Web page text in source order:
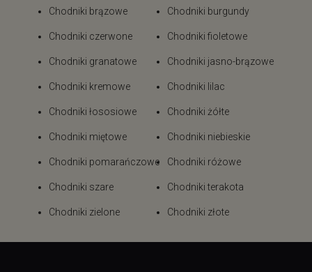
Chodniki brązowe Chodniki burgundy
Chodniki czerwone Chodniki fioletowe
Chodniki granatowe Chodniki jasno-brązowe
Chodniki kremowe Chodniki lilac
Chodniki łososiowe Chodniki żółte
Chodniki miętowe Chodniki niebieskie
Chodniki pomarańczowe Chodniki różowe
Chodniki szare Chodniki terakota
Chodniki zielone Chodniki złote